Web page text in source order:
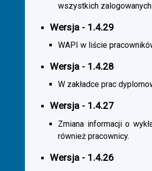
wszystkich
Wersja - 1.4.29
WAPI w liście
Wersja - 1.4.28
W zakładce prac
Wersja - 1.4.27
Zmiana informacji o
również pracownicy.
Wersja - 1.4.26